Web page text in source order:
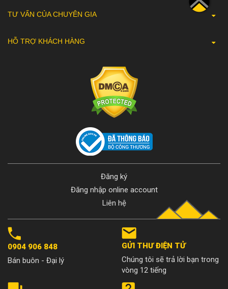
TƯ VẤN CỦA CHUYÊN GIA
HỖ TRỢ KHÁCH HÀNG
Đăng ký
Đăng nhập online account
Liên hệ
0904 906 848
Bán buôn - Đại lý
GỬI THƯ ĐIỆN TỬ
Chúng tôi sẽ trả lời bạn trong
vòng 12 tiếng